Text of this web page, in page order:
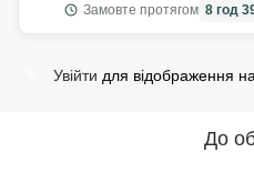
Замовте протягом 8 год
Увійти для відображення
До